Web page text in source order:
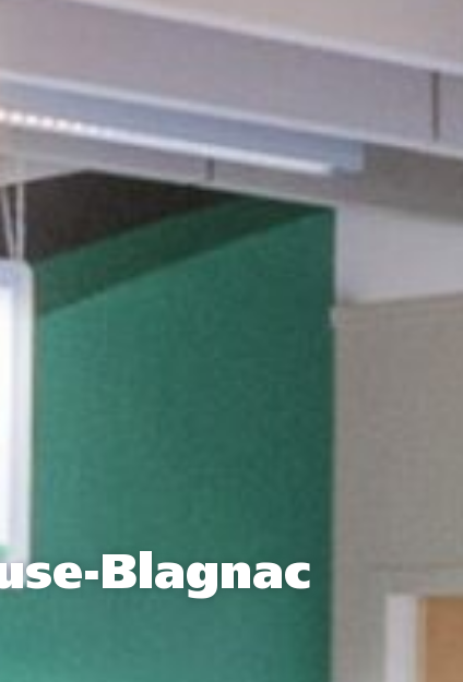
Blagnac